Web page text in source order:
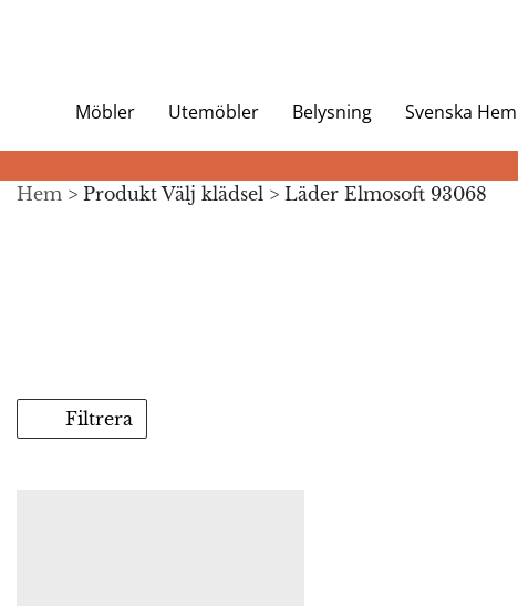
Möbler Utemöbler Belysning Svenska Hem
Hem > Produkt Välj klädsel > Läder Elmosoft 93068
Filtrera